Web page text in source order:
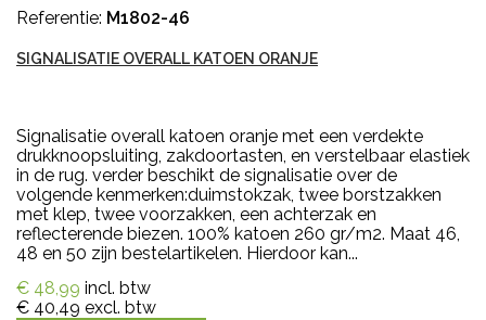
Referentie: M1802-46
SIGNALISATIE OVERALL KATOEN ORANJE
Signalisatie overall katoen oranje met een verdekte
drukknoopsluiting, zakdoortasten, en verstelbaar elastiek
in de rug. verder beschikt de signalisatie over de
volgende kenmerken:duimstokzak, twee borstzakken
met klep, twee voorzakken, een achterzak en
reflecterende biezen. 100% katoen 260 gr/m2. Maat 46,
48 en 50 zijn bestelartikelen. Hierdoor kan...
€ 48,99 incl. btw
€ 40,49 excl. btw